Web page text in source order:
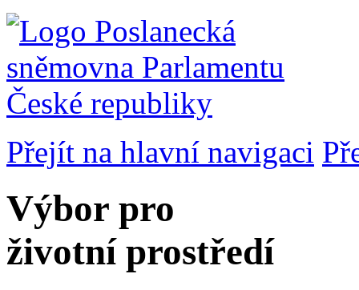
Přejít na hlavní navigaci
Výbor pro
životní prostředí